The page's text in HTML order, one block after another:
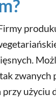
zwanych
użyciu